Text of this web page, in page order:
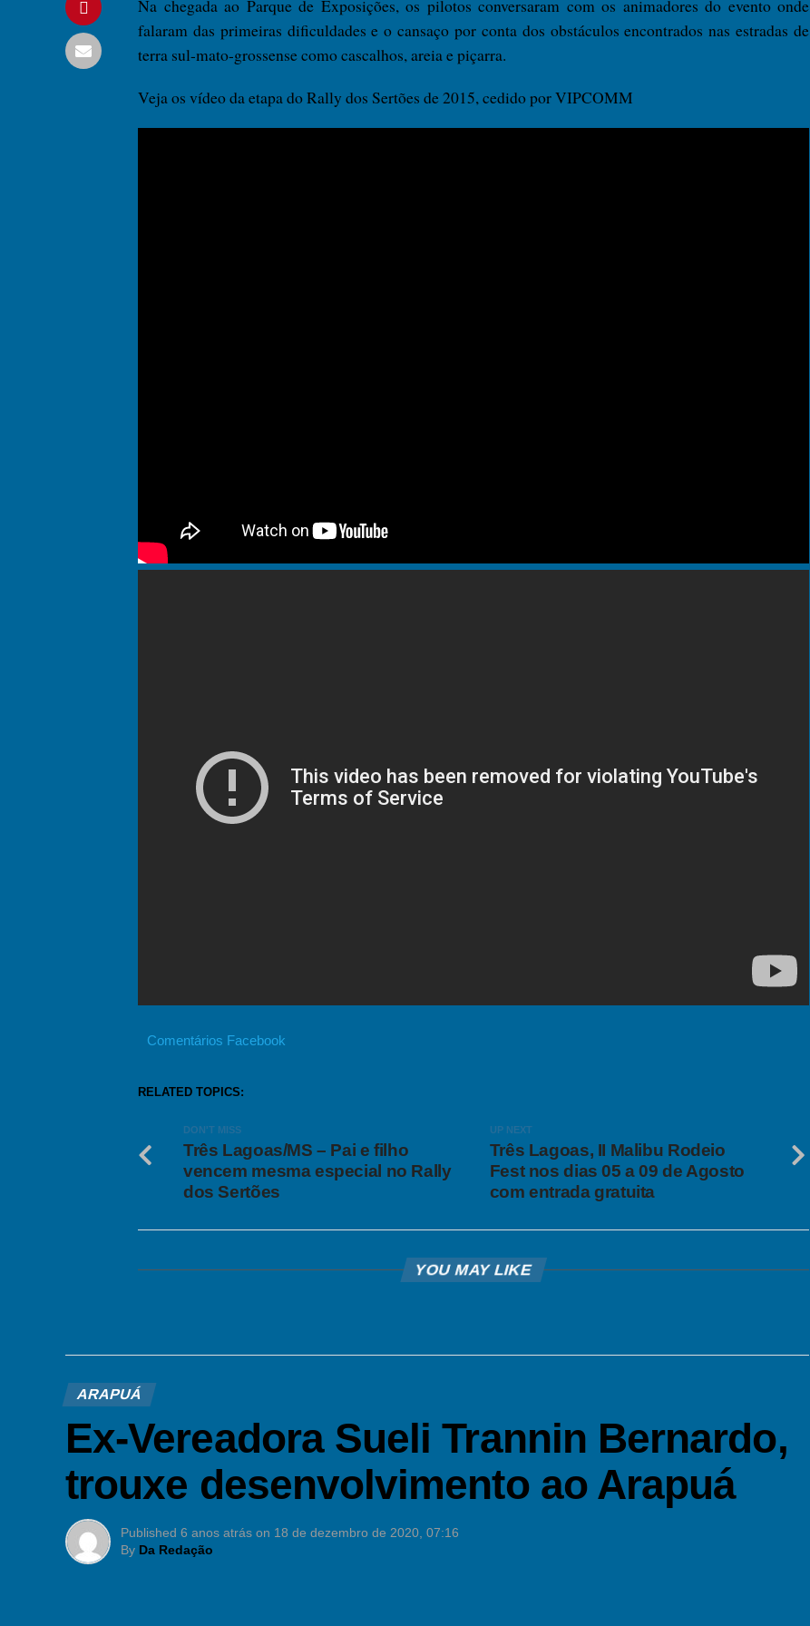
Na chegada ao Parque de Exposições, os pilotos conversaram com os animadores do evento onde
falaram das primeiras dificuldades e o cansaço por conta dos obstáculos encontrados nas estradas de
terra sul-mato-grossense como cascalhos, areia e piçarra.
Veja os vídeo da etapa do Rally dos Sertões de 2015, cedido por VIPCOMM
Comentários Facebook
RELATED TOPICS:
UP NEXT
Três Lagoas, II Malibu Rodeio
Fest nos dias 05 a 09 de Agosto
com entrada gratuita
DON'T MISS
Três Lagoas/MS – Pai e filho
vencem mesma especial no Rally
dos Sertões
YOU MAY LIKE
ARAPUÁ
Ex-Vereadora Sueli Trannin Bernardo,
trouxe desenvolvimento ao Arapuá
Published 6 anos atrás on 18 de dezembro de 2020, 07:16
By Da Redação